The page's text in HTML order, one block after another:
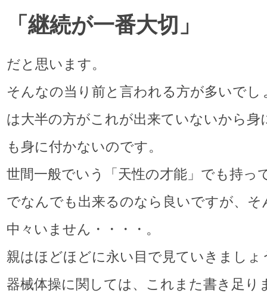
「継続が一番大切」
だと思います。
そんなの当り前と言われる方が多いでし
は大半の方がこれが出来ていないから身
も身に付かないのです。
世間一般でいう「天性の才能」でも持っ
でなんでも出来るのなら良いですが、そ
中々いません・・・・。
親はほどほどに永い目で見ていきましょ
器械体操に関しては、これまた書き足り